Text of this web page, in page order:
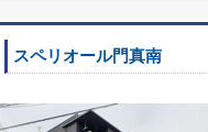
スペリオール門真南